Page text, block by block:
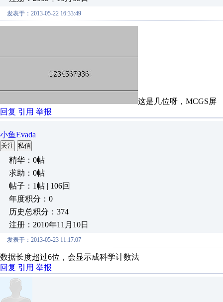
发表于：2013-05-22 16:33:49
这是几位呀，MCGS屏
回复 引用 举报
小鱼Evada
关注 私信
精华：0帖
求助：0帖
帖子：1帖 | 106回
年度积分：0
历史总积分：374
注册：2010年11月10日
发表于：2013-05-23 11:17:07
数据长度超过6位，会显示成科学计数法
回复 引用 举报